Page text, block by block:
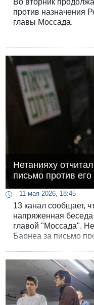
против назначения
главы Моссада.
Нетанияху
письмо против
11 мая 2026, 18:45
13 канал сообщает,
напряженная
главой "Моссада".
Барнеа за письмо